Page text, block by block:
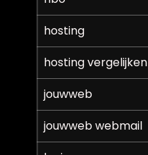
hosting
hosting vergelijken
jouwweb
jouwweb webmail